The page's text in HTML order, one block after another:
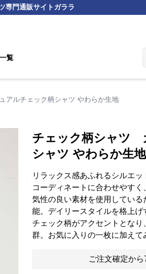
専門通販サイトガララ
覧
アルチェック柄シャツ やわらか生地
チェック柄シャツ
シャツ やわらか生地
リラックス感あふれるシルエ
コーディネートに合わせやす
気性の良い素材を使用してい
能。デイリースタイルを格上げ
チェック柄がアクセントとな
群。お気に入りの一枚に加えて
ご注文確定か